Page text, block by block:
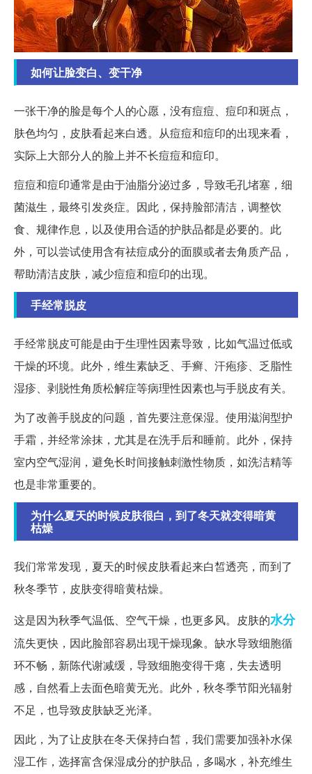
如何让脸变白、变干净
一张干净的脸是每个人的心愿，没有痘痘、痘印和斑点，
肤色均匀，皮肤看起来白透。从痘痘和痘印的出现来看，
实际上大部分人的脸上并不长痘痘和痘印。
痘痘和痘印通常是由于油脂分泌过多，导致毛孔堵塞，细
菌滋生，最终引发炎症。因此，保持脸部清洁，调整饮
食、规律作息，以及使用合适的护肤品都是必要的。此
外，可以尝试使用含有祛痘成分的面膜或者去角质产品，
帮助清洁皮肤，减少痘痘和痘印的出现。
手经常脱皮
手经常脱皮可能是由于生理性因素导致，比如气温过低或
干燥的环境。此外，维生素缺乏、手癣、汗疱疹、乏脂性
湿疹、剥脱性角质松解症等病理性因素也与手脱皮有关。
为了改善手脱皮的问题，首先要注意保湿。使用滋润型护
手霜，并经常涂抹，尤其是在洗手后和睡前。此外，保持
室内空气湿润，避免长时间接触刺激性物质，如洗洁精等
也是非常重要的。
为什么夏天的时候皮肤很白，到了冬天就变得暗黄
枯燥
我们常常发现，夏天的时候皮肤看起来白皙透亮，而到了
秋冬季节，皮肤变得暗黄枯燥。
这是因为秋季气温低、空气干燥，也更多风。皮肤的水分
流失更快，因此脸部容易出现干燥现象。缺水导致细胞循
环不畅，新陈代谢减缓，导致细胞变得干瘪，失去透明
感，自然看上去面色暗黄无光。此外，秋冬季节阳光辐射
不足，也导致皮肤缺乏光泽。
因此，为了让皮肤在冬天保持白皙，我们需要加强补水保
湿工作，选择富含保湿成分的护肤品，多喝水，补充维生